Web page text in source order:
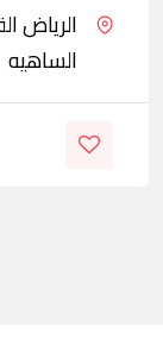
الرياض
الساهيه